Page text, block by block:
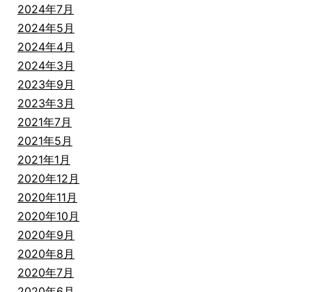
2024年7月
2024年5月
2024年4月
2024年3月
2023年9月
2023年3月
2021年7月
2021年5月
2021年1月
2020年12月
2020年11月
2020年10月
2020年9月
2020年8月
2020年7月